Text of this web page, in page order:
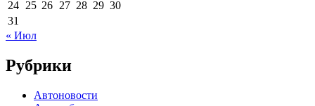
24 25 26 27 28 29 30
31
« Июл
Рубрики
Автоновости